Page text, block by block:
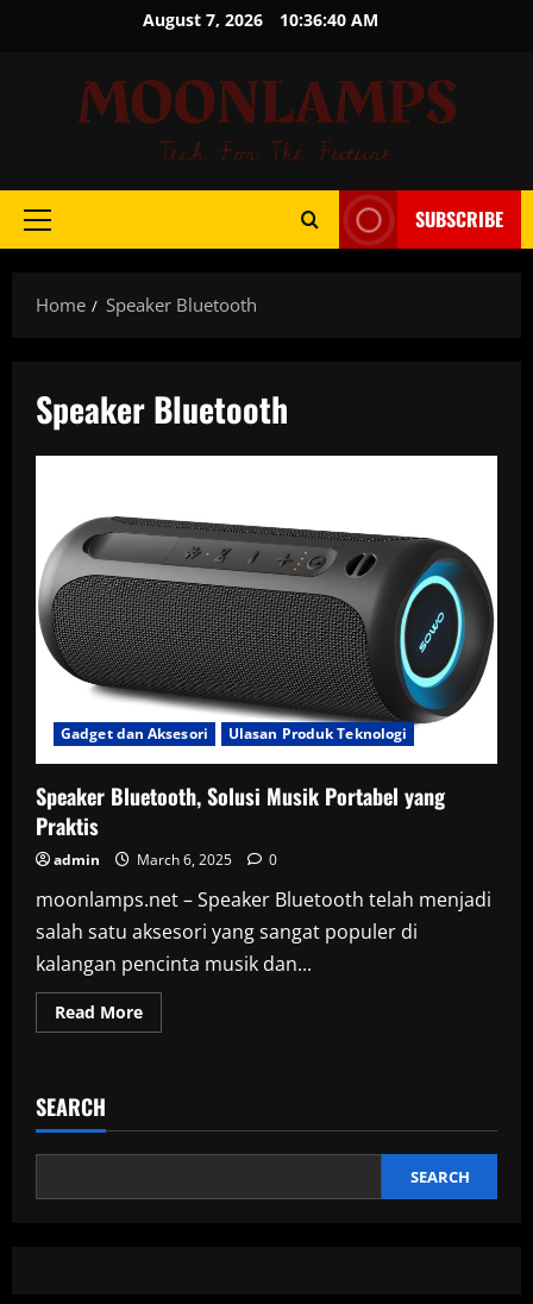
August 7, 2026 10:36:40 AM
Primary
SUBSCRIBE
Home Speaker Bluetooth
Speaker Bluetooth
Gadget dan Aksesori Ulasan Produk Teknologi
Speaker Bluetooth, Solusi Musik Portabel yang
Praktis
admin March 6, 2025 0
moonlamps.net – Speaker Bluetooth telah menjadi
salah satu aksesori yang sangat populer di
kalangan pencinta musik dan...
Read MoreRead
more
Portabel
Praktis
SEARCH
SEARCH